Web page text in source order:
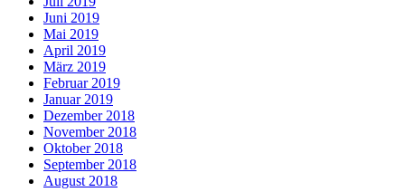
Juni 2019
Mai 2019
April 2019
März 2019
Februar 2019
Januar 2019
Dezember 2018
November 2018
Oktober 2018
September 2018
August 2018